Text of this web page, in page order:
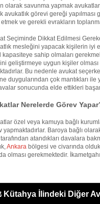
olarak savunma yapmak
avukatlık görevi gereği
ve gerekli evrakların
Seçiminde Dikkat Edilmesi
mesleğini yapacak kişilerin iyi
kapasiteye sahip olmaları
geliştirmeye uygun kişiler
Bu nedenle avukat
duygularından çok mantıkları ile
sonucunda elde ettikleri
Nerelerde Görev
özel veya kamuya bağlı
yapmaktadırlar. Baroya bağlı
atandıkları davalara
Ankara bölgesi ve civarında
olması gerekmektedir.
Kütahya İlindeki Diğer